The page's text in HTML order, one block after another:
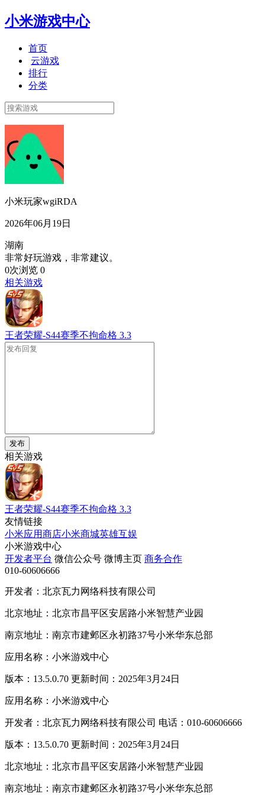
小米游戏中心
首页
云游戏
排行
分类
小米玩家wgiRDA
2026年06月19日
湖南
非常好玩游戏，非常建议。
0次浏览 0
相关游戏
王者荣耀-S44赛季不拘命格 3.3
发布
相关游戏
王者荣耀-S44赛季不拘命格 3.3
友情链接
小米应用商店小米商城英雄互娱
小米游戏中心
开发者平台 微信公众号 微博主页 商务合作
010-60606666
开发者：北京瓦力网络科技有限公司
北京地址：北京市昌平区安居路小米智慧产业园
南京地址：南京市建邺区永初路37号小米华东总部
应用名称：小米游戏中心
版本：13.5.0.70 更新时间：2025年3月24日
应用名称：小米游戏中心
开发者：北京瓦力网络科技有限公司 电话：010-60606666
版本：13.5.0.70 更新时间：2025年3月24日
北京地址：北京市昌平区安居路小米智慧产业园
南京地址：南京市建邺区永初路37号小米华东总部